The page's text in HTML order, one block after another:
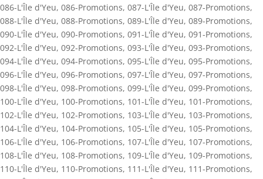
086-L'Île d'Yeu, 086-Promotions, 087-L'Île d'Yeu, 087-Promotions,
088-L'Île d'Yeu, 088-Promotions, 089-L'Île d'Yeu, 089-Promotions,
090-L'Île d'Yeu, 090-Promotions, 091-L'Île d'Yeu, 091-Promotions,
092-L'Île d'Yeu, 092-Promotions, 093-L'Île d'Yeu, 093-Promotions,
094-L'Île d'Yeu, 094-Promotions, 095-L'Île d'Yeu, 095-Promotions,
096-L'Île d'Yeu, 096-Promotions, 097-L'Île d'Yeu, 097-Promotions,
098-L'Île d'Yeu, 098-Promotions, 099-L'Île d'Yeu, 099-Promotions,
100-L'Île d'Yeu, 100-Promotions, 101-L'Île d'Yeu, 101-Promotions,
102-L'Île d'Yeu, 102-Promotions, 103-L'Île d'Yeu, 103-Promotions,
104-L'Île d'Yeu, 104-Promotions, 105-L'Île d'Yeu, 105-Promotions,
106-L'Île d'Yeu, 106-Promotions, 107-L'Île d'Yeu, 107-Promotions,
108-L'Île d'Yeu, 108-Promotions, 109-L'Île d'Yeu, 109-Promotions,
110-L'Île d'Yeu, 110-Promotions, 111-L'Île d'Yeu, 111-Promotions,